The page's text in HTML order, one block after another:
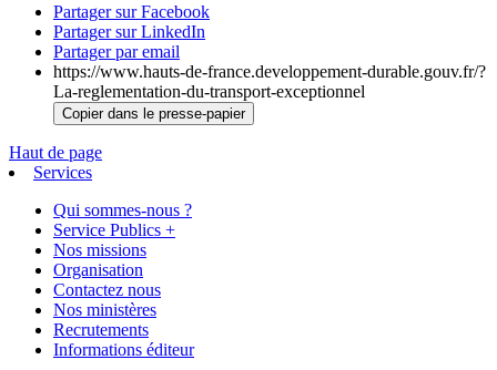
Partager sur Facebook
Partager sur LinkedIn
Partager par email
https://www.hauts-de-france.developpement-durable.gouv.fr/?
La-reglementation-du-transport-exceptionnel
Copier dans le presse-papier
Haut de page
Services
Qui sommes-nous ?
Service Publics +
Nos missions
Organisation
Contactez nous
Nos ministères
Recrutements
Informations éditeur